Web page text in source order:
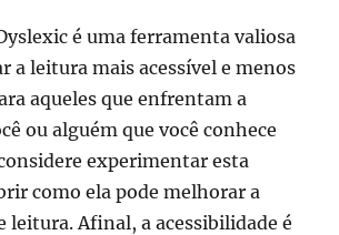
é uma ferramenta valiosa
a leitura mais acessível e menos
aqueles que enfrentam a
ou alguém que você conhece
experimentar esta
como ela pode melhorar a
leitura. Afinal, a acessibilidade é